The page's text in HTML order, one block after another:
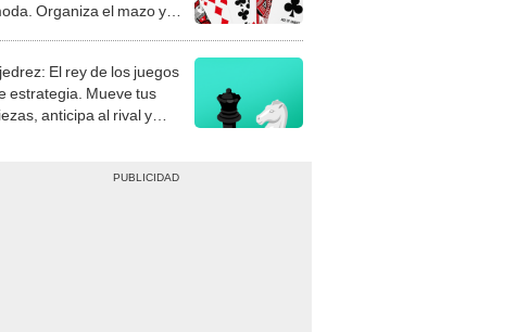
Organiza el mazo y
El rey de los juegos
estrategia. Mueve tus
anticipa al rival y